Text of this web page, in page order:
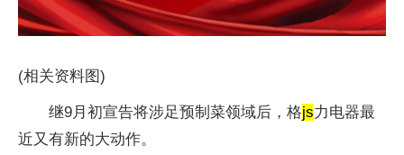
(相关资料图)
继9月初宣告将涉足预制菜领域后，格js力电器最
近又有新的大动作。